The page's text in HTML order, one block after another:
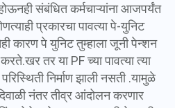
संबंधित कर्मचाऱ्यांना आजपर्यंत
प्रकारचा पावत्या पे-युनिट
कारण पे युनिट तुम्हाला जूनी पेन्शन
तर या PF च्या पावत्या त्या
निर्माण झाली नसती .यामुळे
नंतर तीव्र आंदोलन करणार